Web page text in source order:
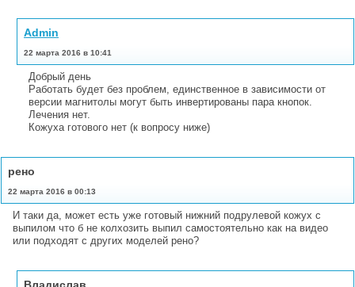
Admin
22 марта 2016 в 10:41
Добрый день
Работать будет без проблем, единственное в зависимости от
версии магнитолы могут быть инвертированы пара кнопок.
Лечения нет.
Кожуха готового нет (к вопросу ниже)
рено
22 марта 2016 в 00:13
И таки да, может есть уже готовый нижний подрулевой кожух с
выпилом что б не колхозить выпил самостоятельно как на видео
или подходят с других моделей рено?
Владислав